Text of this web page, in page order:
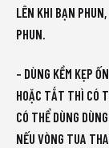
LÊN KHI BẠN
PHUN.
– DÙNG KỀM KẸP
HOẶC TẮT THÌ CÓ
CÓ THỂ DÙNG
NẾU VÒNG TUA